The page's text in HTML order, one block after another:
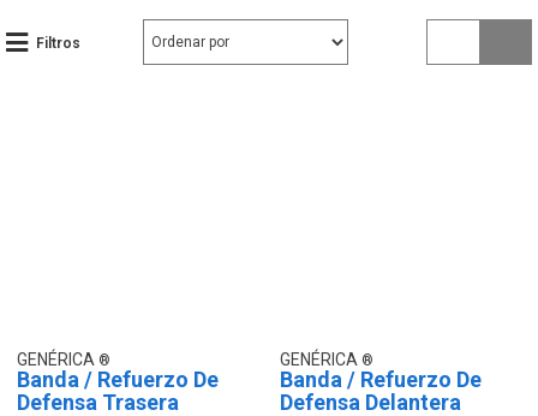
Filtros
GENÉRICA
Banda / Refuerzo De
Defensa Trasera
GENÉRICA
Banda / Refuerzo De
Defensa Delantera